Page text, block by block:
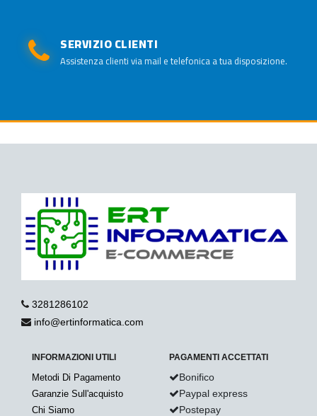
SERVIZIO CLIENTI
Assistenza clienti via mail e telefonica a tua disposizione.
3281286102
info@ertinformatica.com
INFORMAZIONI UTILI
Metodi Di Pagamento
Garanzie Sull'acquisto
Chi Siamo
PAGAMENTI ACCETTATI
Bonifico
Paypal express
Postepay